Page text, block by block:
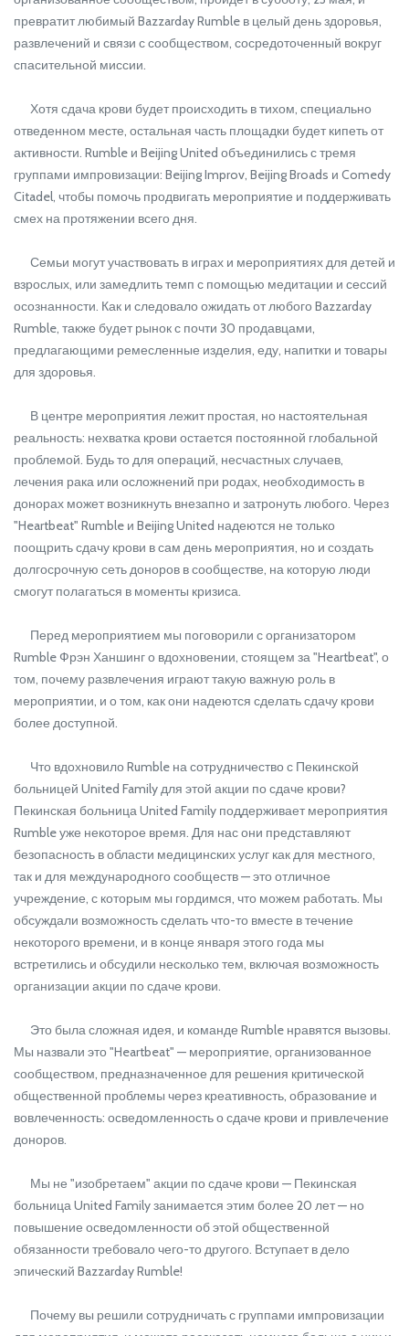
превратит любимый Bazzarday Rumble в целый день здоровья,
развлечений и связи с сообществом, сосредоточенный вокруг
спасительной миссии.
Хотя сдача крови будет происходить в тихом, специально
отведенном месте, остальная часть площадки будет кипеть от
активности. Rumble и Beijing United объединились с тремя
группами импровизации: Beijing Improv, Beijing Broads и Comedy
Citadel, чтобы помочь продвигать мероприятие и поддерживать
смех на протяжении всего дня.
Семьи могут участвовать в играх и мероприятиях для детей и
взрослых, или замедлить темп с помощью медитации и сессий
осознанности. Как и следовало ожидать от любого Bazzarday
Rumble, также будет рынок с почти 30 продавцами,
предлагающими ремесленные изделия, еду, напитки и товары
для здоровья.
В центре мероприятия лежит простая, но настоятельная
реальность: нехватка крови остается постоянной глобальной
проблемой. Будь то для операций, несчастных случаев,
лечения рака или осложнений при родах, необходимость в
донорах может возникнуть внезапно и затронуть любого. Через
"Heartbeat" Rumble и Beijing United надеются не только
поощрить сдачу крови в сам день мероприятия, но и создать
долгосрочную сеть доноров в сообществе, на которую люди
смогут полагаться в моменты кризиса.
Перед мероприятием мы поговорили с организатором
Rumble Фрэн Ханшинг о вдохновении, стоящем за "Heartbeat", о
том, почему развлечения играют такую важную роль в
мероприятии, и о том, как они надеются сделать сдачу крови
более доступной.
Что вдохновило Rumble на сотрудничество с Пекинской
больницей United Family для этой акции по сдаче крови?
Пекинская больница United Family поддерживает мероприятия
Rumble уже некоторое время. Для нас они представляют
безопасность в области медицинских услуг как для местного,
так и для международного сообществ — это отличное
учреждение, с которым мы гордимся, что можем работать. Мы
обсуждали возможность сделать что-то вместе в течение
некоторого времени, и в конце января этого года мы
встретились и обсудили несколько тем, включая возможность
организации акции по сдаче крови.
Это была сложная идея, и команде Rumble нравятся вызовы.
Мы назвали это "Heartbeat" — мероприятие, организованное
сообществом, предназначенное для решения критической
общественной проблемы через креативность, образование и
вовлеченность: осведомленность о сдаче крови и привлечение
доноров.
Мы не "изобретаем" акции по сдаче крови — Пекинская
больница United Family занимается этим более 20 лет — но
повышение осведомленности об этой общественной
обязанности требовало чего-то другого. Вступает в дело
эпический Bazzarday Rumble!
Почему вы решили сотрудничать с группами импровизации